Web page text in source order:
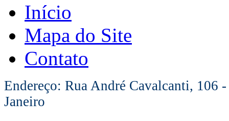
Início
Mapa do Site
Contato
Endereço: Rua André Cavalcanti, 106
Janeiro